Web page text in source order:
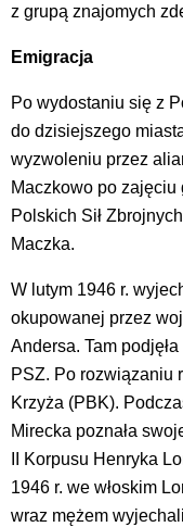
z grupą znajomych
Emigracja
Po wydostaniu się z
do dzisiejszego
wyzwoleniu przez
Maczkowo po
Polskich Sił
Maczka.
W lutym 1946 r.
okupowanej przez
Andersa. Tam
PSZ. Po rozwiązaniu
Krzyża (PBK).
Mirecka poznała
II Korpusu Henryka
1946 r. we włoskim
wraz mężem